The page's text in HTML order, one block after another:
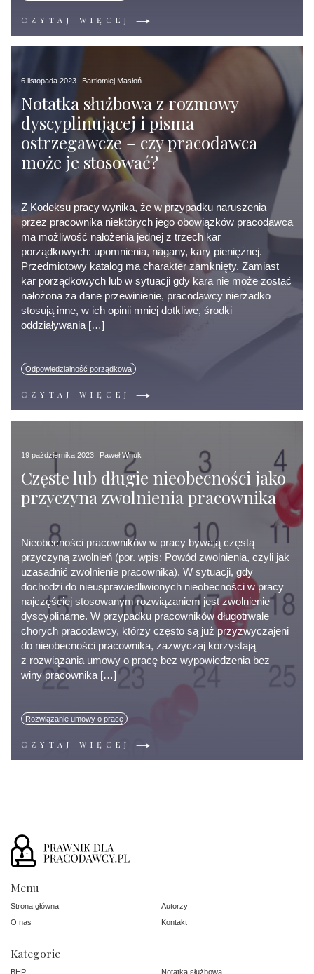
CZYTAJ WIĘCEJ
6 listopada 2023 Bartłomiej Masłoń
Notatka służbowa z rozmowy
dyscyplinującej i pisma
ostrzegawcze – czy pracodawca
może je stosować?
Z Kodeksu pracy wynika, że w przypadku naruszenia
przez pracownika niektórych jego obowiązków pracodawca
ma możliwość nałożenia jednej z trzech kar
porządkowych: upomnienia, nagany, kary pieniężnej.
Przedmiotowy katalog ma charakter zamknięty. Zamiast
kar porządkowych lub w sytuacji gdy kara nie może zostać
nałożona za dane przewinienie, pracodawcy nierzadko
stosują inne, w ich opinii mniej dotkliwe, środki
oddziaływania […]
Odpowiedzialność porządkowa
CZYTAJ WIĘCEJ
19 października 2023 Paweł Wnuk
Częste lub długie nieobecności jako
przyczyna zwolnienia pracownika
Nieobecności pracowników w pracy bywają częstą
przyczyną zwolnień (por. wpis: Powód zwolnienia, czyli jak
uzasadnić zwolnienie pracownika). W sytuacji, gdy
dochodzi do nieusprawiedliwionych nieobecności w pracy
najczęściej stosowanym rozwiązaniem jest zwolnienie
dyscyplinarne. W przypadku pracowników długotrwale
chorych pracodawcy, którzy często są już przyzwyczajeni
do nieobecności pracownika, zazwyczaj korzystają
z rozwiązania umowy o pracę bez wypowiedzenia bez
winy pracownika […]
Rozwiązanie umowy o pracę
CZYTAJ WIĘCEJ
Menu
Strona główna
O nas
Autorzy
Kontakt
Kategorie
BHP Notatka służbowa